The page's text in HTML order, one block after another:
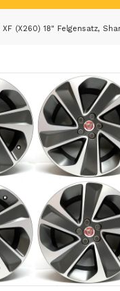
XF (X260) 18" Felgensatz,